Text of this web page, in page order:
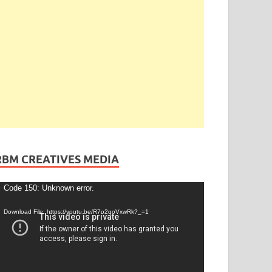
CREATIVES MEDIA
Code 150: Unknown error.
Download File: https://youtu.be/R7o2qoVxwRk?_=1